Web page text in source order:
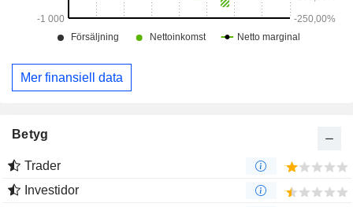
Mer finansiell data
Betyg
Trader
Investidor